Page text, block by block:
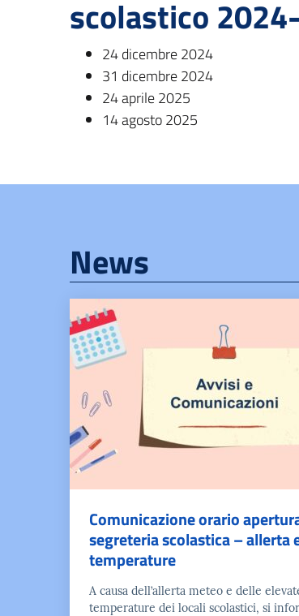
scolastico
24 dicembre 2024
31 dicembre 2024
24 aprile 2025
14 agosto 2025
News
Comunicazione orario
segreteria scolastica – allerta
temperature
A causa dell’allerta meteo e delle
temperature dei locali scolastici, si